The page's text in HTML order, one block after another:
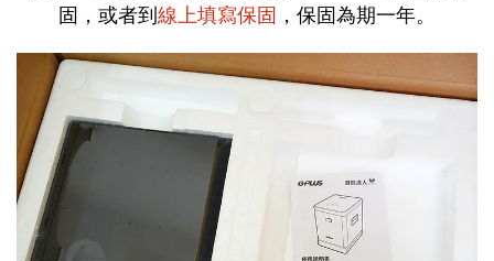
固，或者到線上填寫保固 ，保固為期一年。